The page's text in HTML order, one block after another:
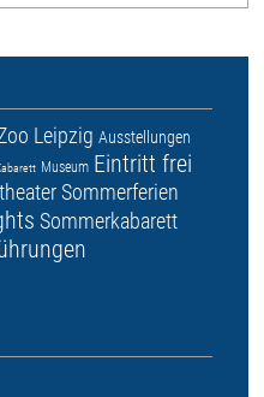
Leipzig Ausstellungen
Museum Eintritt frei
Sommerferien
Sommerkabarett